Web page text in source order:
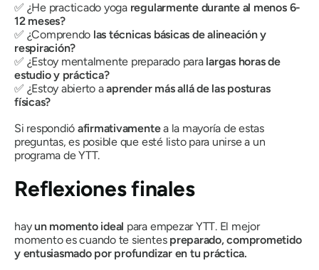
✅ ¿He practicado yoga regularmente durante al menos 6-
12 meses?
✅ ¿Comprendo las técnicas básicas de alineación y
respiración?
✅ ¿Estoy mentalmente preparado para largas horas de
estudio y práctica?
✅ ¿Estoy abierto aaprender más allá de las posturas
físicas?
Si respondió afirmativamentea la mayoría de estas
preguntas, es posible que esté listo para unirse a un
programa de YTT.
Reflexiones finales
hayun momento ideal para empezar YTT. El mejor
momento es cuando te sientes preparado, comprometido
y entusiasmado por profundizar en tu práctica.